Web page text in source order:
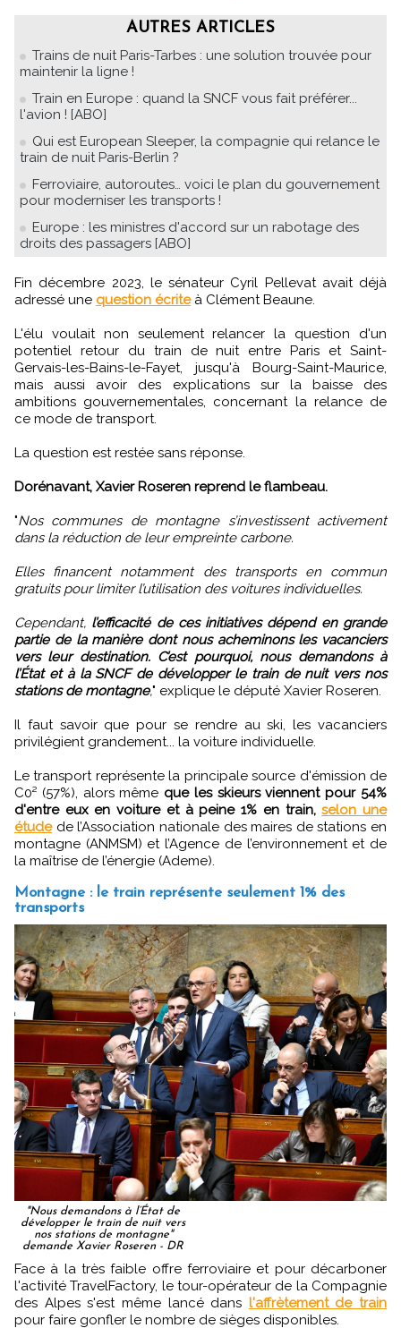
AUTRES ARTICLES
Trains de nuit Paris-Tarbes : une solution trouvée pour
maintenir la ligne !
Train en Europe : quand la SNCF vous fait préférer...
l'avion ! [ABO]
Qui est European Sleeper, la compagnie qui relance le
train de nuit Paris-Berlin ?
Ferroviaire, autoroutes… voici le plan du gouvernement
pour moderniser les transports !
Europe : les ministres d'accord sur un rabotage des
droits des passagers [ABO]
Fin décembre 2023, le sénateur Cyril Pellevat avait déjà
adressé une question écriteà Clément Beaune.
L'élu voulait non seulement relancer la question d'un
potentiel retour du train de nuit entre Paris et Saint-
Gervais-les-Bains-le-Fayet, jusqu'à Bourg-Saint-Maurice,
mais aussi avoir des explications sur la baisse des
ambitions gouvernementales, concernant la relance de
ce mode de transport.
La question est restée sans réponse.
Dorénavant, Xavier Roseren reprend le flambeau.
"Nos communes de montagne s’investissent activement
dans la réduction de leur empreinte carbone.
Elles financent notamment des transports en commun
gratuits pour limiter l’utilisation des voitures individuelles.
Cependant, l’efficacité de ces initiatives dépend en grande
partie de la manière dont nous acheminons les vacanciers
vers leur destination. C’est pourquoi, nous demandons à
l’État et à la SNCF de développer le train de nuit vers nos
stations de montagne," explique le député Xavier Roseren.
Il faut savoir que pour se rendre au ski, les vacanciers
privilégient grandement... la voiture individuelle.
Le transport représente la principale source d'émission de
C0² (57%), alors même que les skieurs viennent pour 54%
d'entre eux en voiture et à peine 1% en train, selon une
étudede l’Association nationale des maires de stations en
montagne (ANMSM) et l’Agence de l’environnement et de
la maîtrise de l’énergie (Ademe).
Montagne : le train représente seulement 1% des
transports
"Nous demandons à l’État de
développer le train de nuit vers
nos stations de montagne"
demande Xavier Roseren - DR
Face à la très faible offre ferroviaire et pour décarboner
l'activité TravelFactory, le tour-opérateur de la Compagnie
des Alpes s'est même lancé dans l'affrètement de train
pour faire gonfler le nombre de sièges disponibles.